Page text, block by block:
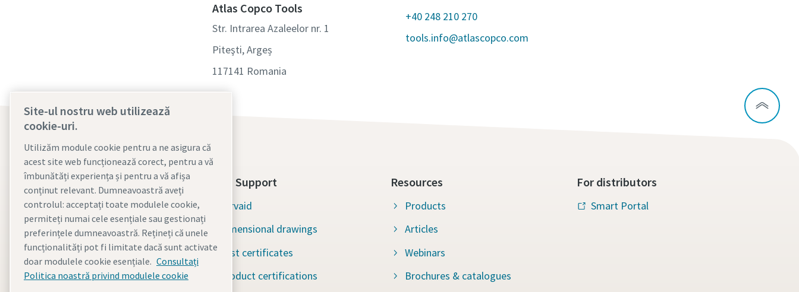
Atlas Copco Tools
Str. Intrarea Azaleelor nr. 1
Piteşti, Argeș
117141 Romania
+40 248 210 270
tools.info@atlascopco.com
About Us
Atlas Copco Group
Industrial Technique
Industries
Careers
Tools Support
Servaid
Dimensional drawings
Test certificates
Product certifications
Resources
Products
Articles
Webinars
Brochures & catalogues
For distributors
Smart Portal
Site-ul nostru web utilizează
cookie-uri.
Utilizăm module cookie pentru a ne asigura că
acest site web funcționează corect, pentru a vă
îmbunătăți experiența și pentru a vă afișa
conținut relevant. Dumneavoastră aveți
controlul: acceptați toate modulele cookie,
permiteți numai cele esențiale sau gestionați
preferințele dumneavoastră. Rețineți că unele
funcționalități pot fi limitate dacă sunt activate
doar modulele cookie esențiale. Consultați
Politica noastră privind modulele cookie